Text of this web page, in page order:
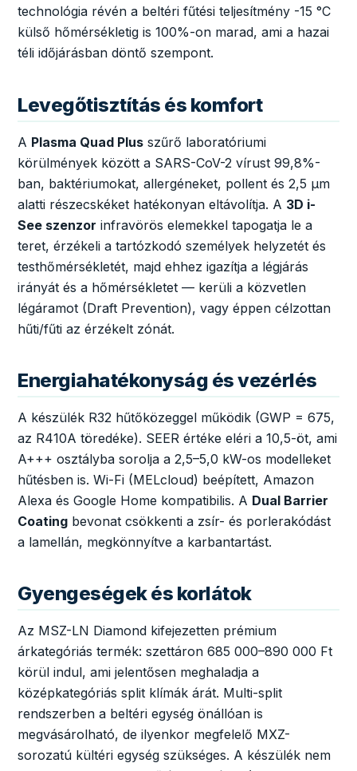
technológia révén a beltéri fűtési teljesítmény -15 °C
külső hőmérsékletig is 100%-on marad, ami a hazai
téli időjárásban döntő szempont.
Levegőtisztítás és komfort
A Plasma Quad Plus szűrő laboratóriumi
körülmények között a SARS-CoV-2 vírust 99,8%-
ban, baktériumokat, allergéneket, pollent és 2,5 µm
alatti részecskéket hatékonyan eltávolítja. A 3D i-
See szenzor infravörös elemekkel tapogatja le a
teret, érzékeli a tartózkodó személyek helyzetét és
testhőmérsékletét, majd ehhez igazítja a légjárás
irányát és a hőmérsékletet — kerüli a közvetlen
légáramot (Draft Prevention), vagy éppen célzottan
hűti/fűti az érzékelt zónát.
Energiahatékonyság és vezérlés
A készülék R32 hűtőközeggel működik (GWP = 675,
az R410A töredéke). SEER értéke eléri a 10,5-öt, ami
A+++ osztályba sorolja a 2,5–5,0 kW-os modelleket
hűtésben is. Wi-Fi (MELcloud) beépített, Amazon
Alexa és Google Home kompatibilis. A Dual Barrier
Coating bevonat csökkenti a zsír- és porlerakódást
a lamellán, megkönnyítve a karbantartást.
Gyengeségek és korlátok
Az MSZ-LN Diamond kifejezetten prémium
árkategóriás termék: szettáron 685 000–890 000 Ft
körül indul, ami jelentősen meghaladja a
középkategóriás split klímák árát. Multi-split
rendszerben a beltéri egység önállóan is
megvásárolható, de ilyenkor megfelelő MXZ-
sorozatú kültéri egység szükséges. A készülék nem